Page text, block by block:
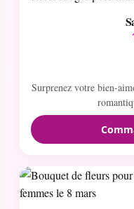
Surprenez votre bien-